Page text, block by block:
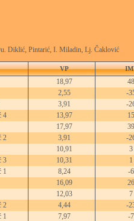
Diklić, Pintarić, I. Miladin, Lj. Čaklović
VP
18,97
48
2,55
-
3,91
-
4 13,97
15
17,97
39
2 3,91
-
10,91
3
3 10,31
1
1 8,24
-6
16,09
26
12,03
7
2 4,44
-
1 7,97
-7